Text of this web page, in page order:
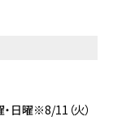
曜※8/11（火）